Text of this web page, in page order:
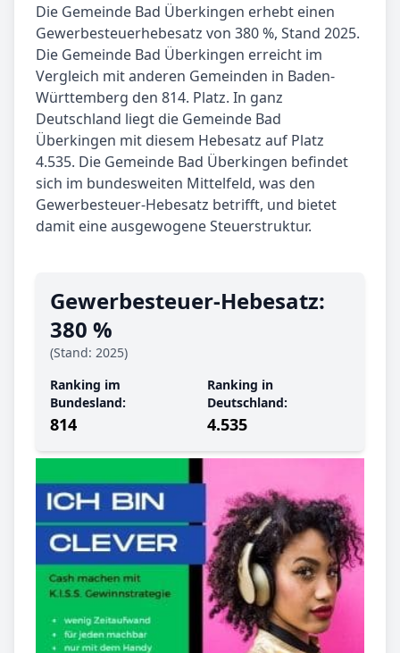
Die Gemeinde Bad Überkingen erhebt einen
Gewerbesteuerhebesatz von 380 %, Stand 2025.
Die Gemeinde Bad Überkingen erreicht im
Vergleich mit anderen Gemeinden in Baden-
Württemberg den 814. Platz. In ganz
Deutschland liegt die Gemeinde Bad
Überkingen mit diesem Hebesatz auf Platz
4.535. Die Gemeinde Bad Überkingen befindet
sich im bundesweiten Mittelfeld, was den
Gewerbesteuer-Hebesatz betrifft, und bietet
damit eine ausgewogene Steuerstruktur.
Gewerbe­steuer-Hebe­satz:
380 %
(Stand: 2025)
Ranking im
Bundesland:
814
Ranking in
Deutschland:
4.535